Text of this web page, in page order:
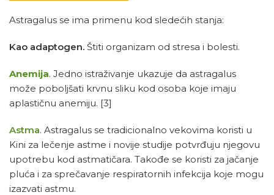
Astragalus se ima primenu kod sledećih stanja:
Kao adaptogen. Štiti organizam od stresa i bolesti.
Anemija. Jedno istraživanje ukazuje da astragalus
može poboljšati krvnu sliku kod osoba koje imaju
aplastičnu anemiju. [3]
Astma. Astragalus se tradicionalno vekovima koristi u
Kini za lečenje astme i novije studije potvrđuju njegovu
upotrebu kod astmatičara. Takođe se koristi za jačanje
pluća i za sprečavanje respiratornih infekcija koje mogu
izazvati astmu.